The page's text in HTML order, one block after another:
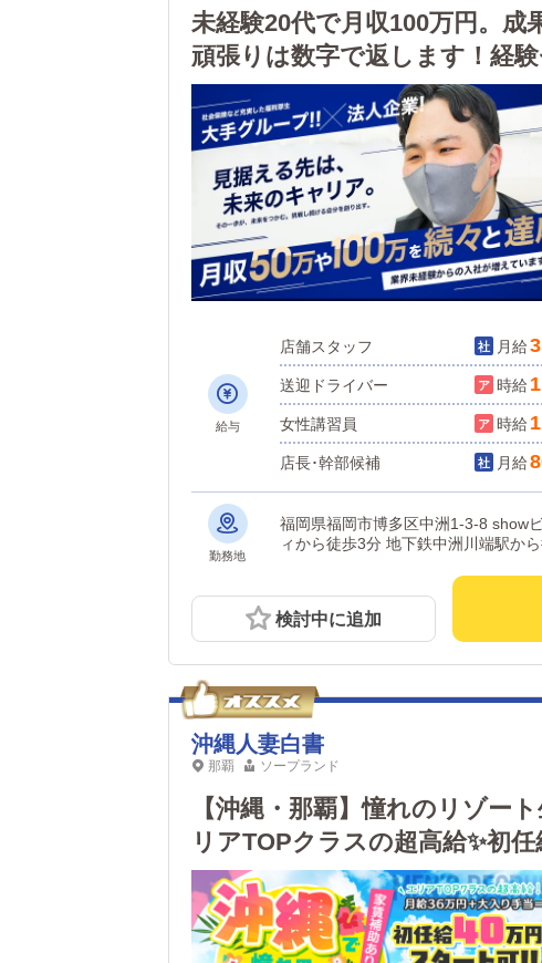
未経験20代で月収100万円。成
頑張りは数字で返します！経
給与
店舗スタッフ 月給
送迎ドライバー 時給
女性講習員 時給
店長･幹部候補 月給
勤務地
福岡県福岡市博多区中洲1-3-8 showビル 1棟 【アクセス】 中洲南新地バス停から徒歩
ィから徒歩3分 地下鉄中洲川端駅か
検討中に追加
沖縄人妻白書
那覇 ソープランド
【沖縄・那覇】憧れのリゾー
リアTOPクラスの超高給✨初
即日入寮可！家賃補助あり！